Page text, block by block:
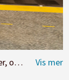
Astrup.